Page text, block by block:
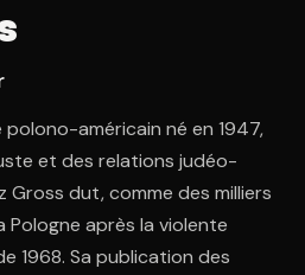
américain né en 1947,
et des relations judéo-
Gross dut, comme des milliers
Pologne après la violente
1968. Sa publication des